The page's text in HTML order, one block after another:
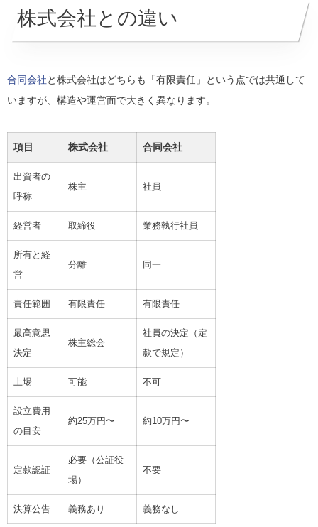
株式会社との違い
合同会社と株式会社はどちらも「有限責任」という点では共通して
いますが、構造や運営面で大きく異なります。
項目 株式会社 合同会社
出資者の
呼称
株主 社員
経営者 取締役 業務執行社員
所有と経
営
分離 同一
責任範囲 有限責任 有限責任
最高意思
決定
株主総会
社員の決定（定
款で規定）
上場 可能 不可
設立費用
の目安
約25万円〜 約10万円〜
定款認証
必要（公証役
場）
不要
決算公告 義務あり 義務なし